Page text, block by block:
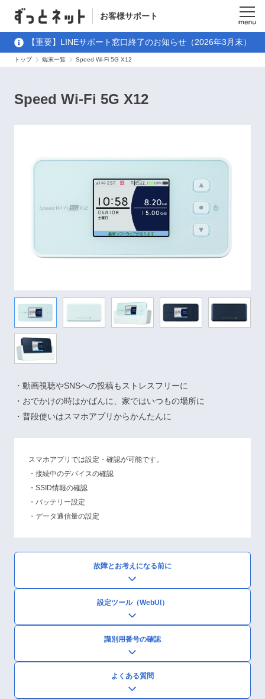
お客様サポート
メニュ
【重要】LINEサポート窓口終了のお知らせ（2026年3月末）
トップ 端末一覧 Speed Wi-Fi 5G X12
Speed Wi-Fi 5G X12
・動画視聴やSNSへの投稿もストレスフリーに
・おでかけの時はかばんに、家ではいつもの場所に
・普段使いはスマホアプリからかんたんに
スマホアプリでは設定・確認が可能です。
・接続中のデバイスの確認
・SSID情報の確認
・バッテリー設定
・データ通信量の設定
故障とお考えになる前に
設定ツール（WebUI）
識別用番号の確認
よくある質問